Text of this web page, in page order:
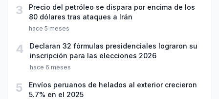
3
Precio del petróleo se dispara por encima de los
80 dólares tras ataques a Irán
hace 5 meses
4
Declaran 32 fórmulas presidenciales lograron su
inscripción para las elecciones 2026
hace 6 meses
5
Envíos peruanos de helados al exterior crecieron
5.7% en el 2025